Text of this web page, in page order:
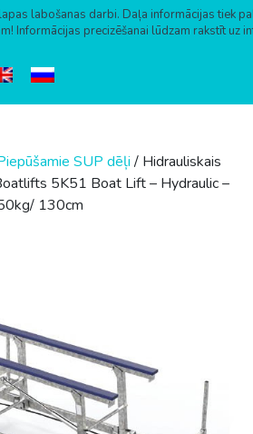
labošanas darbi. Daļa informācijas tiek
Informācijas precizēšanai lūdzam rakstīt uz
SUP dēļi/ Hidrauliskais
5K51 Boat Lift – Hydraulic –
130cm